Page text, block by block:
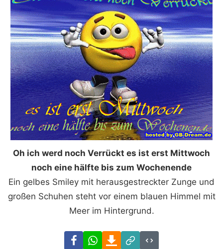
Oh ich werd noch Verrückt es ist erst Mittwoch
noch eine hälfte bis zum Wochenende
Ein gelbes Smiley mit herausgestreckter Zunge und
großen Schuhen steht vor einem blauen Himmel mit
Meer im Hintergrund.
FacebookWhatsAppDownload
Link
Code